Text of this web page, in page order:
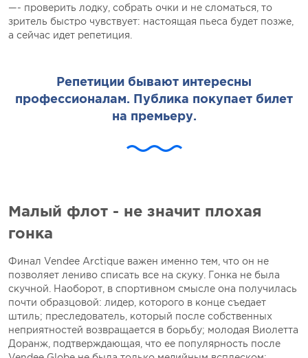
—- проверить лодку, собрать очки и не сломаться, то
зритель быстро чувствует: настоящая пьеса будет позже,
а сейчас идет репетиция.
Репетиции бывают интересны
профессионалам. Публика покупает билет
на премьеру.
Малый флот - не значит плохая
гонка
Финал Vendеe Arctique важен именно тем, что он не
позволяет лениво списать все на скуку. Гонка не была
скучной. Наоборот, в спортивном смысле она получилась
почти образцовой: лидер, которого в конце съедает
штиль; преследователь, который после собственных
неприятностей возвращается в борьбу; молодая Виолетта
Доранж, подтверждающая, что ее популярность после